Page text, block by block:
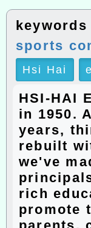
keywords
sports
Hsi Hai
HSI-HAI
in 1950.
years,
rebuilt
we've
rich
promote